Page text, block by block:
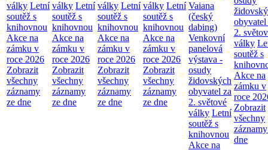
války Letní
soutěž s
knihovnou
Akce na
zámku v
roce 2026
Zobrazit
všechny
záznamy
ze dne
války Letní
soutěž s
knihovnou
Akce na
zámku v
roce 2026
Zobrazit
všechny
záznamy
ze dne
války Letní
soutěž s
knihovnou
Akce na
zámku v
roce 2026
Zobrazit
všechny
záznamy
ze dne
války Letní
soutěž s
knihovnou
Akce na
zámku v
roce 2026
Zobrazit
všechny
záznamy
ze dne
Vaiana
(český
dabing)
Venkovní
panelová
výstava -
osudy
židovských
obyvatel za
2. světové
války Letní
soutěž s
knihovnou
Akce na
obyvatel
2.
války
soutěž s
Akce na
zámku v
roce
Zobrazit
všechny
dne